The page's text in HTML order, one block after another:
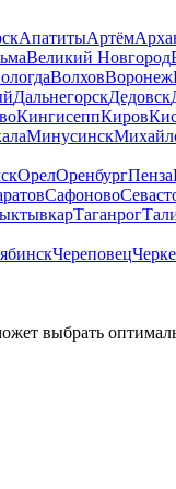
АпатитыАртём
Великий Новгород
ВолховВоронеж
ДальнегорскДедовск
КингисеппКиров
Минусинск
ОрелОренбургПенза
Сафоново
Таганрог
Череповец
выбрать